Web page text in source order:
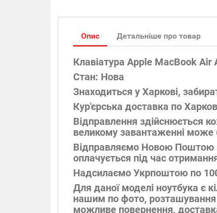
Опис Детальніше про товар
Клавіатура Apple MacBook
Стан: Нова
Знаходиться у Харкові,
Кур'єрська доставка по
Відправлення здійснюється
великому завантаженні може
Відправляємо Новою Поштою
оплачується під час
Надсилаємо Укрпоштою по
Для даної моделі ноутбука є
нашим по фото, розташування
можливе повернення,